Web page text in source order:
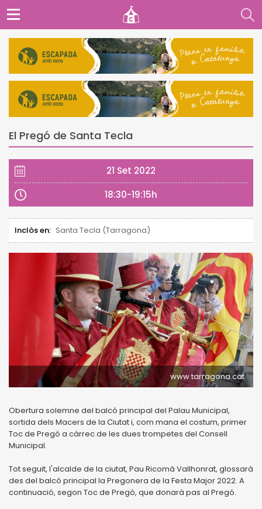
El Pregó de Santa Tecla
21 Set 2022
18:30-19:15h
Inclòs en: Santa Tecla (Tarragona)
www.tarragona.cat
Obertura solemne del balcó principal del Palau Municipal,
sortida dels Macers de la Ciutat i, com mana el costum, primer
Toc de Pregó a càrrec de les dues trompetes del Consell
Municipal.
Tot seguit, l'alcalde de la ciutat, Pau Ricomà Vallhonrat, glossarà
des del balcó principal la Pregonera de la Festa Major 2022. A
continuació, segon Toc de Pregó, que donarà pas al Pregó.